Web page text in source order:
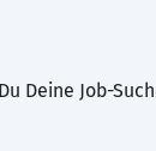
Deine Job-